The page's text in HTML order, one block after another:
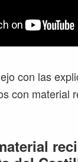
con las
con material